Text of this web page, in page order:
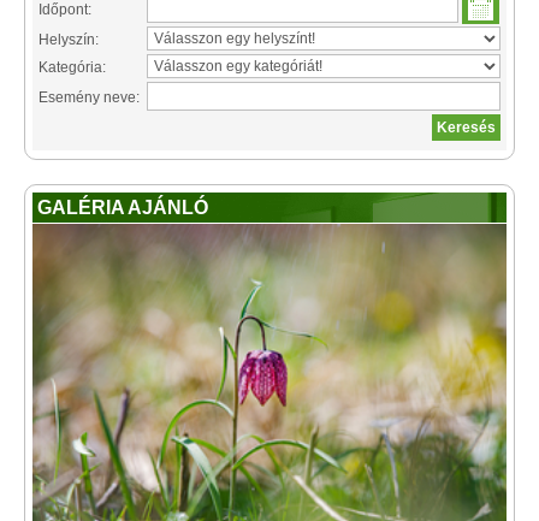
Időpont:
Helyszín:
Kategória:
Esemény neve:
GALÉRIA AJÁNLÓ